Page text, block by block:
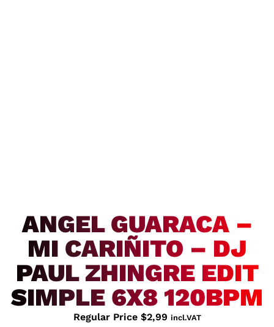
ANGEL GUARACA –
MI CARIÑITO – DJ
PAUL ZHINGRE EDIT
SIMPLE 6X8 120BPM
Regular Price $2,99 incl.VAT